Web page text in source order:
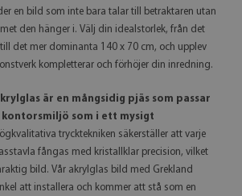
en bild som inte bara talar till betraktaren utan
den hänger i. Välj din idealstorlek, från det
det mer dominanta 140 x 70 cm, och upplev
kompletterar och förhöjer din inredning.
är en mångsidig pjäs som passar
kontorsmiljö som i ett mysigt
trycktekniken säkerställer att varje
fångas med kristallklar precision, vilket
bild. Vår akrylglas bild med Grekland
att installera och kommer att stå som en